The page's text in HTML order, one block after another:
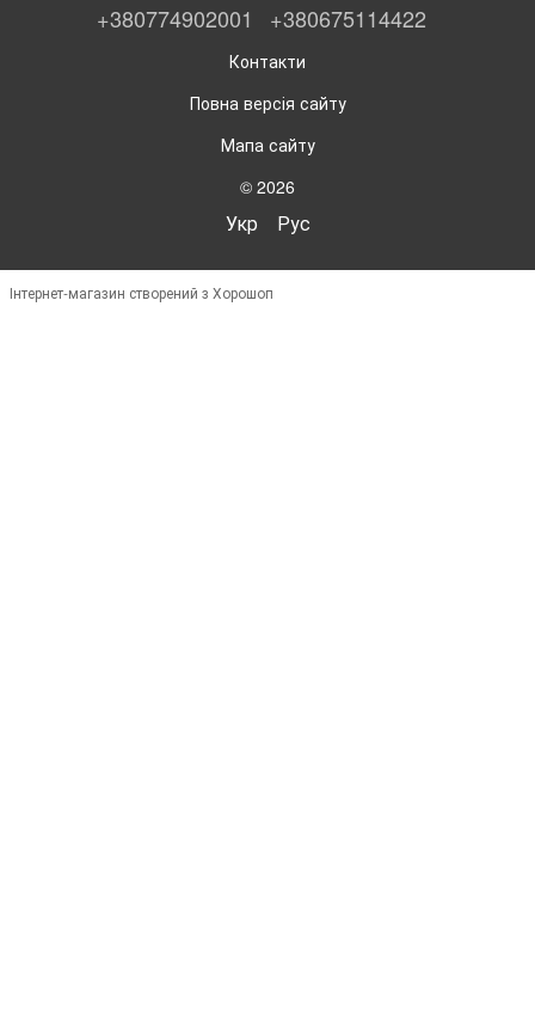
+380774902001 +380675114422
Контакти
Повна версія сайту
Мапа сайту
© 2026
Укр Рус
Інтернет-магазин створений з Хорошоп